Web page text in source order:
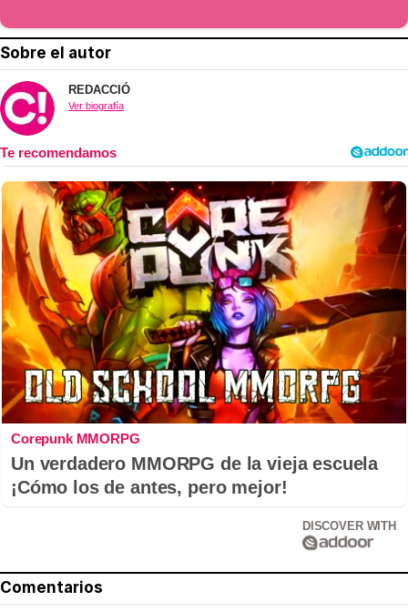
Sobre el autor
REDACCIÓ
Ver biografía
Corepunk MMORPG
Un verdadero MMORPG de la vieja escuela
¡Cómo los de antes, pero mejor!
DISCOVER WITH
Comentarios